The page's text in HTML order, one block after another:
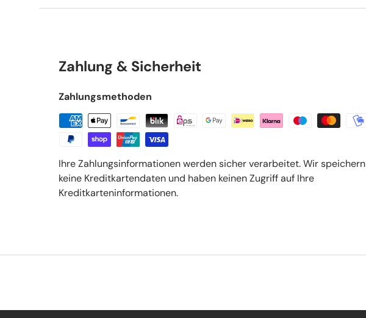
Zahlung & Sicherheit
Zahlungsmethoden
Ihre Zahlungsinformationen werden sicher verarbeitet. Wir speichern
keine Kreditkartendaten und haben keinen Zugriff auf Ihre
Kreditkarteninformationen.